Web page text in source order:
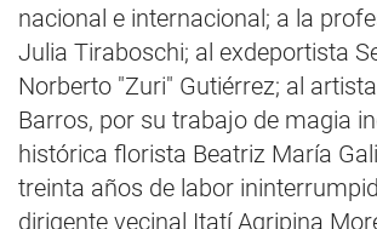
nacional e internacional; a la
Julia Tiraboschi; al exdeportista
Norberto "Zuri" Gutiérrez; al
Barros, por su trabajo de magia
histórica florista Beatriz María
treinta años de labor
dirigente vecinal Itatí Agripina